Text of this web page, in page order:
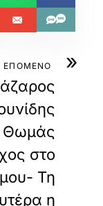
»
ΕΠΟΜΕΝΟ
Θωμάς
στο
Τη
η